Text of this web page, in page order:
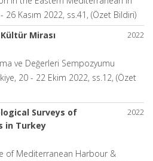
26 Kasım 2022, ss.41, (Özet Bildiri)
2022
Mirası
ve Değerleri Sempozyumu
20 - 22 Ekim 2022, ss.12, (Özet
2022
Surveys of
in Turkey
of Mediterranean Harbour &